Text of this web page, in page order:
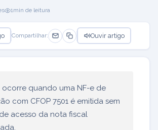
1min de leitura
Compartilhar: Ouvir artigo
ocorre quando uma NF-e de
com CFOP 7501 é emitida sem
acesso da nota fiscal